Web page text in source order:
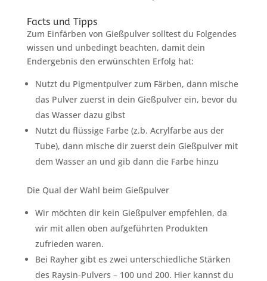
Facts und Tipps
Zum Einfärben von Gießpulver solltest du Folgendes
wissen und unbedingt beachten, damit dein
Endergebnis den erwünschten Erfolg hat:
Nutzt du Pigmentpulver zum Färben, dann mische
das Pulver zuerst in dein Gießpulver ein, bevor du
das Wasser dazu gibst
Nutzt du flüssige Farbe (z.b. Acrylfarbe aus der
Tube), dann mische dir zuerst dein Gießpulver mit
dem Wasser an und gib dann die Farbe hinzu
Die Qual der Wahl beim Gießpulver
Wir möchten dir kein Gießpulver empfehlen, da
wir mit allen oben aufgeführten Produkten
zufrieden waren.
Bei Rayher gibt es zwei unterschiedliche Stärken
des Raysin-Pulvers – 100 und 200. Hier kannst du